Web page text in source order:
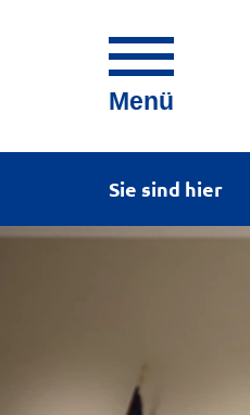
Menü
Sie sind hier